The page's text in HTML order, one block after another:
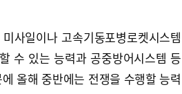
사일이나 고속기동포병로켓시스템
수 있는 능력과 공중방어시스템 등
올해 중반에는 전쟁을 수행할 능력